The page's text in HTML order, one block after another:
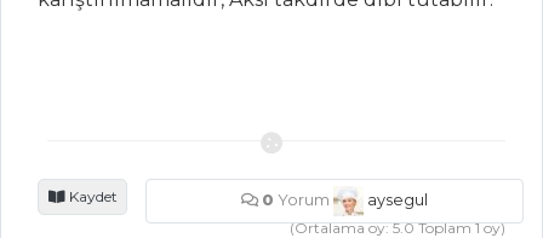
Pasta ve Tatlılar
Kaydet 0 Yorum
aysegul
(Ortalama oy:5.0Toplam1oy)